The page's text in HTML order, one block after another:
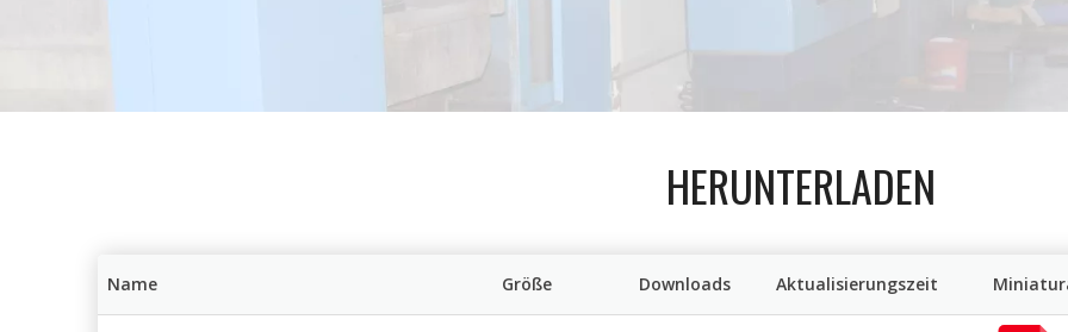
HERUNTERLADEN
Name Größe Downloads Aktualisierungszeit